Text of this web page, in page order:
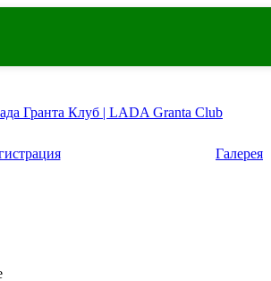
Гранта Клуб | LADA Granta Club
Галерея